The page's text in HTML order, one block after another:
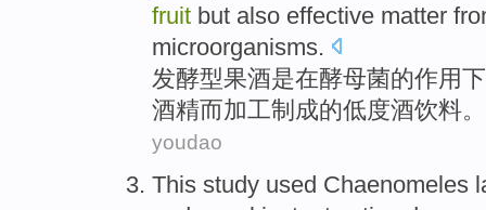
fruit but also effective matter
microorganisms.
发酵型果酒是在酵母菌的作用
酒精而加工制成的低度酒饮料。
youdao
This study used Chaenomeles